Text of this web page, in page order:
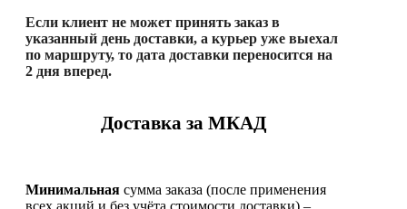
Если клиент не может принять заказ в
указанный день доставки, а курьер уже выехал
по маршруту, то дата доставки переносится на
2 дня вперед.
Доставка за МКАД
Минимальная сумма заказа (после применения
всех акций и без учёта стоимости доставки) –